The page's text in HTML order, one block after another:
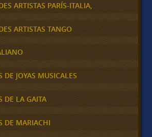
ARTISTAS PARÍS-ITALIA,
ARTISTAS TANGO
DE JOYAS MUSICALES
DE LA GAITA
DE MARIACHI